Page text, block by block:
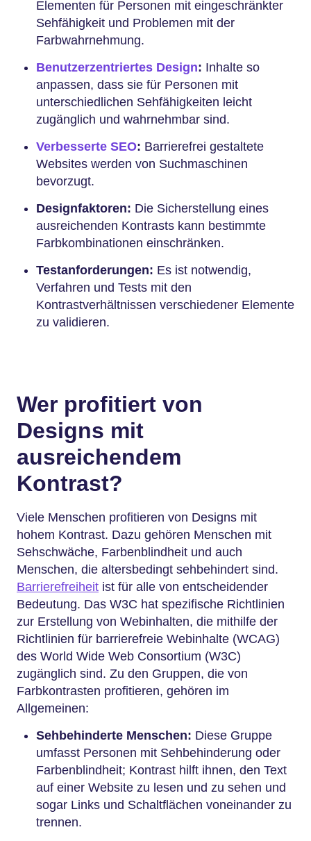
Elementen für Personen mit eingeschränkter
Sehfähigkeit und Problemen mit der
Farbwahrnehmung.
Benutzerzentriertes Design: Inhalte so
anpassen, dass sie für Personen mit
unterschiedlichen Sehfähigkeiten leicht
zugänglich und wahrnehmbar sind.
Verbesserte SEO: Barrierefrei gestaltete
Websites werden von Suchmaschinen
bevorzugt.
Designfaktoren: Die Sicherstellung eines
ausreichenden Kontrasts kann bestimmte
Farbkombinationen einschränken.
Testanforderungen: Es ist notwendig,
Verfahren und Tests mit den
Kontrastverhältnissen verschiedener Elemente
zu validieren.
Wer profitiert von
Designs mit
ausreichendem
Kontrast?
Viele Menschen profitieren von Designs mit
hohem Kontrast. Dazu gehören Menschen mit
Sehschwäche, Farbenblindheit und auch
Menschen, die altersbedingt sehbehindert sind.
Barrierefreiheit ist für alle von entscheidender
Bedeutung. Das W3C hat spezifische Richtlinien
zur Erstellung von Webinhalten, die mithilfe der
Richtlinien für barrierefreie Webinhalte (WCAG)
des World Wide Web Consortium (W3C)
zugänglich sind. Zu den Gruppen, die von
Farbkontrasten profitieren, gehören im
Allgemeinen:
Sehbehinderte Menschen: Diese Gruppe
umfasst Personen mit Sehbehinderung oder
Farbenblindheit; Kontrast hilft ihnen, den Text
auf einer Website zu lesen und zu sehen und
sogar Links und Schaltflächen voneinander zu
trennen.